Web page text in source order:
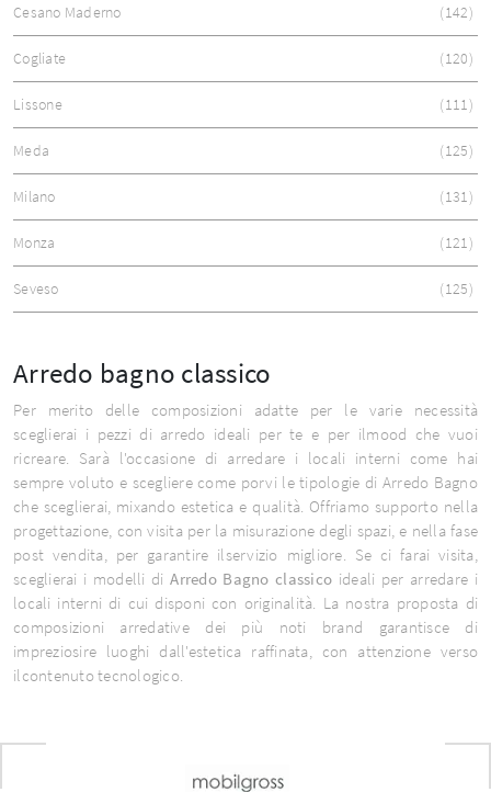
Cesano Maderno 142
Cogliate 120
Lissone 111
Meda 125
Milano 131
Monza 121
Seveso 125
Arredo bagno classico
Per merito delle composizioni adatte per le varie necessità
sceglierai i pezzi di arredo ideali per te e per ilmood che vuoi
ricreare. Sarà l'occasione di arredare i locali interni come hai
sempre voluto e scegliere come porvi le tipologie di Arredo Bagno
che sceglierai, mixando estetica e qualità. Offriamo supporto nella
progettazione, con visita per la misurazione degli spazi, e nella fase
post vendita, per garantire ilservizio migliore. Se ci farai visita,
sceglierai i modelli diArredo Bagno classico ideali per arredare i
locali interni di cui disponi con originalità. La nostra proposta di
composizioni arredative dei più noti brand garantisce di
impreziosire luoghi dall'estetica raffinata, con attenzione verso
ilcontenuto tecnologico.